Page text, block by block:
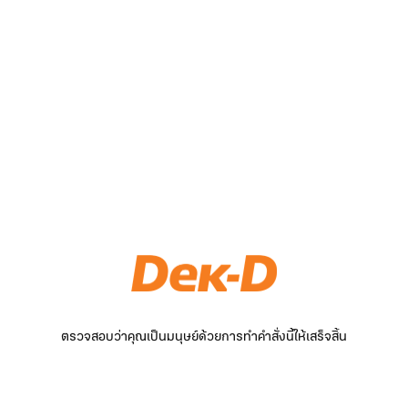
ตรวจสอบว่าคุณเป็นมนุษย์ด้วยการทำคำสั่งนี้ให้เสร็จสิ้น